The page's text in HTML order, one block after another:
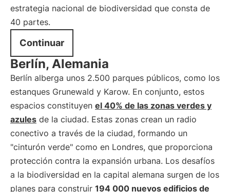
estrategia nacional de biodiversidad que consta de
40 partes.
Continuar
Berlín, Alemania
Berlín alberga unos 2.500 parques públicos, como los
estanques Grunewald y Karow. En conjunto, estos
espacios constituyen el 40% de las zonas verdes y
azules de la ciudad. Estas zonas crean un radio
conectivo a través de la ciudad, formando un
"cinturón verde" como en Londres, que proporciona
protección contra la expansión urbana. Los desafíos
a la biodiversidad en la capital alemana surgen de los
planes para construir 194 000 nuevos edificios de